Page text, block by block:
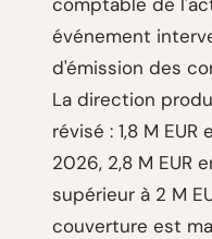
événement
d'émission des
La direction
révisé : 1,8 M EUR
2026, 2,8 M EUR
supérieur à 2 M
couverture est